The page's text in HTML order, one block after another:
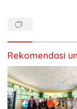
Rekomendasi